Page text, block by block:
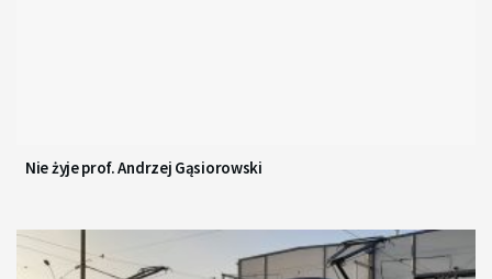
Nie żyje prof. Andrzej Gąsiorowski